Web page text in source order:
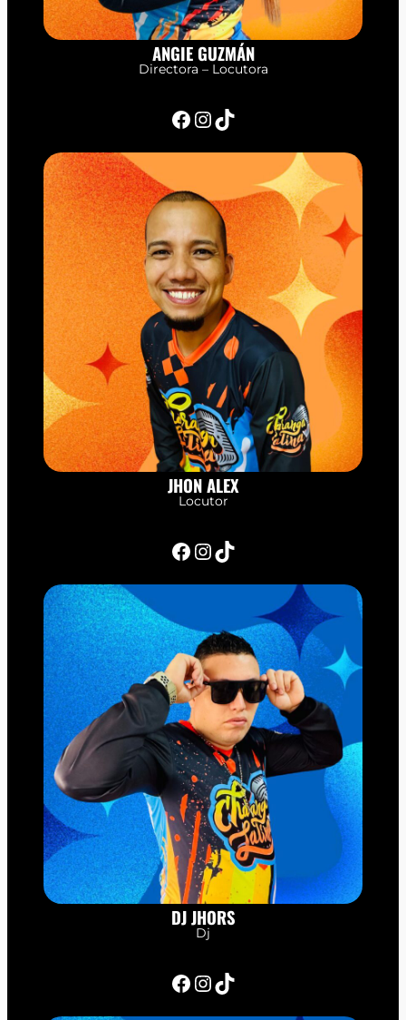
ANGIE GUZMÁN
Directora – Locutora
Facebook InstagramTikTok
JHON ALEX
Locutor
Facebook InstagramTikTok
DJ JHORS
Dj
Facebook InstagramTikTok